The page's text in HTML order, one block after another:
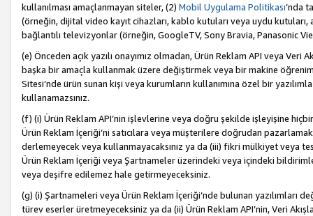
kullanılması amaçlanmayan siteler, (2) Mobil Uygulama Politikası’nda
(örneğin, dijital video kayıt cihazları, kablo kutuları veya uydu kutuları,
bağlantılı televizyonlar (örneğin, GoogleTV, Sony Bravia, Panasonic
(e) Önceden açık yazılı onayımız olmadan, Ürün Reklam API veya
başka bir amaçla kullanmak üzere değiştirmek veya bir makine
Sitesi’nde ürün sunan kişi veya kurumların kullanımına özel bir
kullanamazsınız.
(f) (i) Ürün Reklam API’nin işlevlerine veya doğru şekilde işleyişine
Ürün Reklam İçeriği’ni satıcılara veya müşterilere doğrudan
derlemeyecek veya kullanmayacaksınız ya da (iii) fikri mülkiyet veya
Ürün Reklam İçeriği veya Şartnameler üzerindeki veya içindeki
veya deşifre edilemez hale getirmeyeceksiniz.
(g) (i) Şartnameleri veya Ürün Reklam İçeriği’nde bulunan
türev eserler üretmeyeceksiniz ya da (ii) Ürün Reklam API’nin, Veri